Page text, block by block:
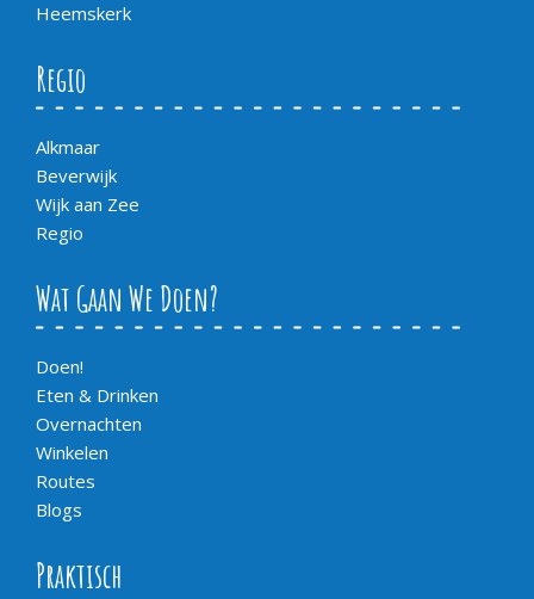
Heemskerk
Regio
Alkmaar
Beverwijk
Wijk aan Zee
Regio
Wat Gaan We Doen?
Doen!
Eten & Drinken
Overnachten
Winkelen
Routes
Blogs
Praktisch